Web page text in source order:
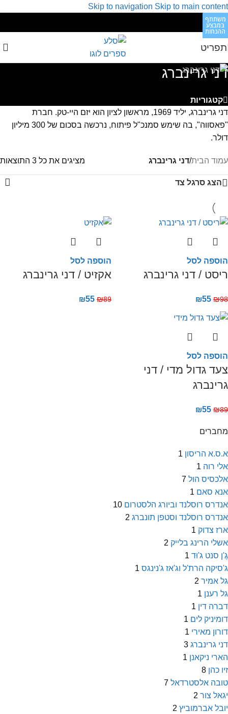
Skip to navigation Skip to main content
תפריט
דני גרינברג
קטגוריות
מחברים
א.ס.א הריסון 1
אלי רוה 1
אלכסיס הול 7
אנא סאם 1
אנדרס רוסלנד וביורג הלסטרום 10
אנדרס רוסלנד וסטפן תונברג 2
ארז צדוק 1
אשלי הרינג בלייק 2
גֶ'ן סנט ג'וּד 1
ג'סיקה הרת'ל וג'אז ג'נינגס 1
גל אמיר 2
גל רענן 1
דברה דין 1
דומיניק לים 1
דורון מאירי 1
דני גרינברג 3
הארי ניקאנן 1
זיו כהן 8
טובה אלסטרדאל 7
יגאל צור 2
יובל אברמוביץ 2
דני גרינברג, יליד 1969, מראשון לציון הוא יזם היי-טק. חברת
"פאסווה", בה שימש סמנכ"ל פיתוח, נרכשה בסכום של 300 מיליון
דולר.
עמוד הבית/דני גרינברג מציגים את כל ⁦3⁩ התוצאות
הצג סרגל צד
משתתף
במבצע
ההנחות
הוספה לסל
ריסט / דני גרינברג
₪98
₪55
משתתף
במבצע
ההנחות
הוספה לסל
אקזיט / דני גרינברג
₪89
₪55
משתתף
במבצע
ההנחות
הוספה לסל
צעד גדול מדי / דני
גרינברג
₪89
₪55